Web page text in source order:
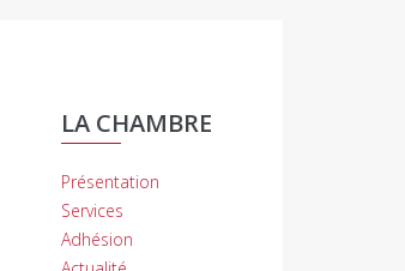
LA CHAMBRE
Présentation
Services
Adhésion